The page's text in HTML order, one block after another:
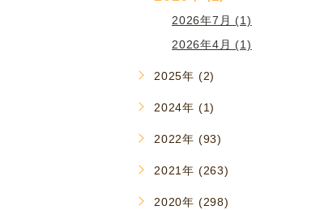
2026年7月 (1)
2026年4月 (1)
2025年 (2)
2024年 (1)
2022年 (93)
2021年 (263)
2020年 (298)